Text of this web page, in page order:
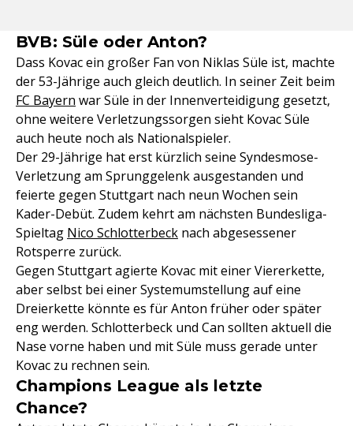
BVB: Süle oder Anton?
Dass Kovac ein großer Fan von Niklas Süle ist, machte
der 53-Jährige auch gleich deutlich. In seiner Zeit beim
FC Bayern war Süle in der Innenverteidigung gesetzt,
ohne weitere Verletzungssorgen sieht Kovac Süle
auch heute noch als Nationalspieler.
Der 29-Jährige hat erst kürzlich seine Syndesmose-
Verletzung am Sprunggelenk ausgestanden und
feierte gegen Stuttgart nach neun Wochen sein
Kader-Debüt. Zudem kehrt am nächsten Bundesliga-
Spieltag Nico Schlotterbeck nach abgesessener
Rotsperre zurück.
Gegen Stuttgart agierte Kovac mit einer Viererkette,
aber selbst bei einer Systemumstellung auf eine
Dreierkette könnte es für Anton früher oder später
eng werden. Schlotterbeck und Can sollten aktuell die
Nase vorne haben und mit Süle muss gerade unter
Kovac zu rechnen sein.
Champions League als letzte
Chance?